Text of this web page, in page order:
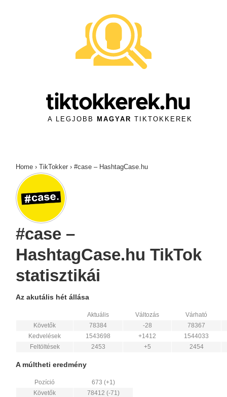
tiktokkerek.hu
A LEGJOBB MAGYAR TIKTOKKEREK
Home › TikTokker › #case – HashtagCase.hu
#case –
HashtagCase.hu TikTok
statisztikái
Az akutális hét állása
Aktuális Változás
Várható
Követők
78384 -28
78367
Kedvelések
1543698 +1412
1544033
Feltöltések
2453 +5 2454
A múltheti eredmény
Pozíció
673 (+1)
Követők
78412 (-71)